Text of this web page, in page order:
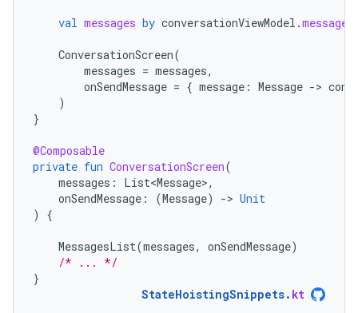
val messages by conversationViewModel .messages
ConversationScreen(
messages = messages,
onSendMessage = { message : Message ->
)
}
@Composable
private fun ConversationScreen(
messages : List<Message>,
onSendMessage : (Message) -> Unit
)
{
MessagesList(messages, onSendMessage)
/* ... */
}
StateHoistingSnippets. kt